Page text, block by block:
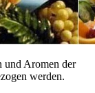
und Aromen der
werden.